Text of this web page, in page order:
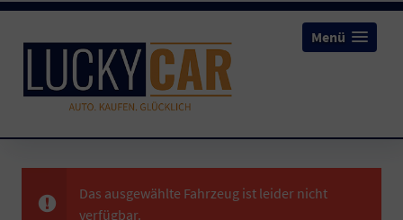
Menü
Das ausgewählte Fahrzeug ist leider nicht
verfügbar.